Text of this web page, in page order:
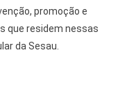
promoção e
que residem nessas
da Sesau.